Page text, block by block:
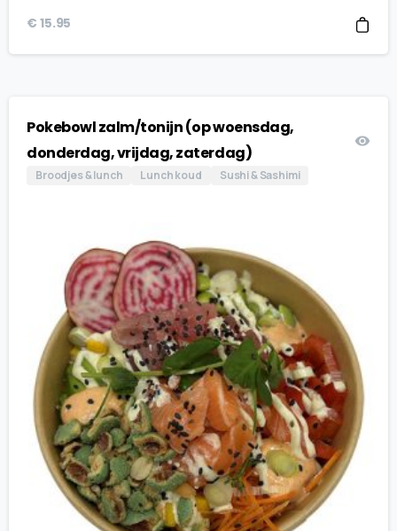
€ 15.95
Pokebowl zalm/tonijn (op woensdag,
donderdag, vrijdag, zaterdag)
Broodjes & lunch Lunch koud Sushi & Sashimi